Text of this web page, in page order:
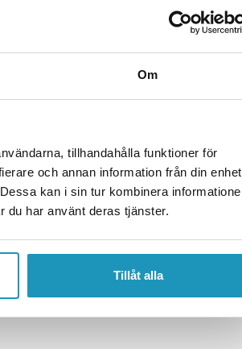
Om
tillhandahålla funktioner för
och annan information från din enhet
kan i sin tur kombinera
du har använt deras tjänster.
Tillåt alla